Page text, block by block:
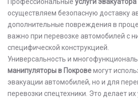
осуществляем безопасную доставку
дополнительные повреждения в
важно при перевозке автомобилей с
специфической конструкцией.
Универсальность и
манипуляторы в Покровемогут
эвакуации автомобилей, но и для
перевозки спецтехники. Это делает